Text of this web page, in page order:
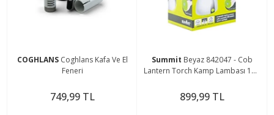
COGHLANS Coghlans Kafa Ve El
Feneri
749,99 TL
Summit Beyaz 842047 - Cob
Lantern Torch Kamp Lambası 150
899,99 TL